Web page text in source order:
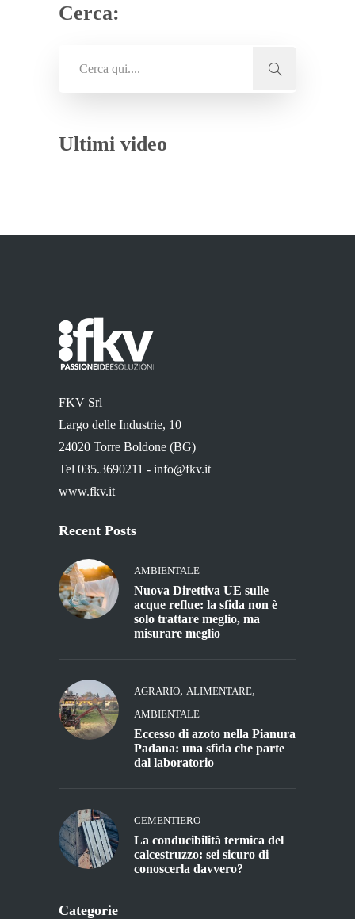
Cerca:
Ultimi video
FKV Srl
Largo delle Industrie, 10
24020 Torre Boldone (BG)
Tel 035.3690211 - info@fkv.it
www.fkv.it
Recent Posts
AMBIENTALE
Nuova Direttiva UE sulle
acque reflue: la sfida non è
solo trattare meglio, ma
misurare meglio
AGRARIO, ALIMENTARE,
AMBIENTALE
Eccesso di azoto nella Pianura
Padana: una sfida che parte
dal laboratorio
CEMENTIERO
La conducibilità termica del
calcestruzzo: sei sicuro di
conoscerla davvero?
Categorie